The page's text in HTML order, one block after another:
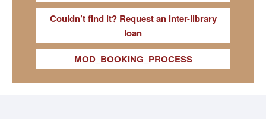
Couldn’t find it? Request an inter-library
loan
MOD_BOOKING_PROCESS